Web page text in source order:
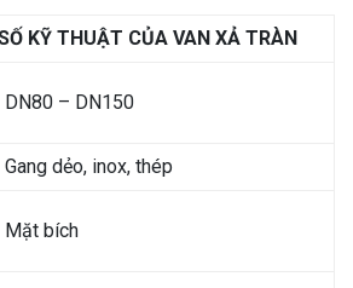
KỸ THUẬT CỦA VAN XẢ TRÀN
DN80 – DN150
Gang dẻo, inox, thép
Mặt bích